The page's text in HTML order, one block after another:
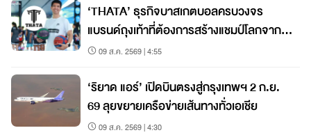
‘THATA’ ธุรกิจบาสเกตบอลครบวงจร
แบรนด์ถุงเท้าที่ต้องการสร้างแชมป์โลกจาก
ชลบุรี
09 ส.ค. 2569 | 4:55
‘ริยาด แอร์’ เปิดบินตรงสู่กรุงเทพฯ 2 ก.ย.
69 ลุยขยายเครือข่ายเส้นทางทั่วเอเชีย
09 ส.ค. 2569 | 4:30